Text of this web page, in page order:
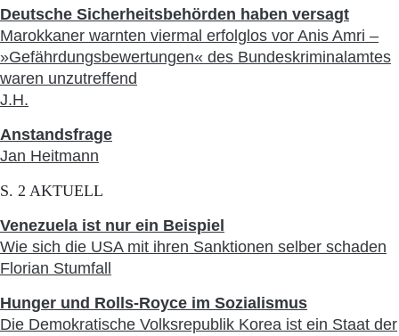
Mediadaten
Schlesien
Danzig und Westpreußen
Bücher
Kontakt
Datenschutz
Deutsche Sicherheitsbehörden haben versagt
Marokkaner warnten viermal erfolglos vor Anis Amri –
»Gefährdungsbewertungen« des Bundeskriminalamtes
waren unzutreffend
J.H.
Anstandsfrage
Jan Heitmann
S. 2 AKTUELL
Venezuela ist nur ein Beispiel
Wie sich die USA mit ihren Sanktionen selber schaden
Florian Stumfall
Hunger und Rolls-Royce im Sozialismus
Die Demokratische Volksrepublik Korea ist ein Staat der